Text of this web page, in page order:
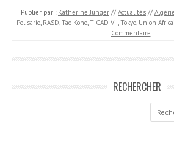
Publier par : Katherine Junger // Actualités // Algérie
Polisario, RASD,Tao Kono,TICAD VII,Tokyo, Union
Commentaire
RECHERCHER
Recherche